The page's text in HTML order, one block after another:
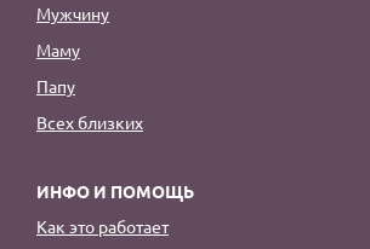
Мужчину
Маму
Папу
Всех близких
ИНФО И ПОМОЩЬ
Как это работает